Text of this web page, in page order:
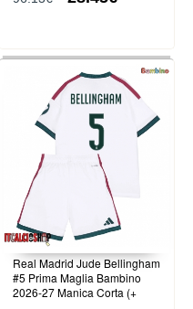
Real Madrid Jude Bellingham
#5 Prima Maglia Bambino
2026-27 Manica Corta (+